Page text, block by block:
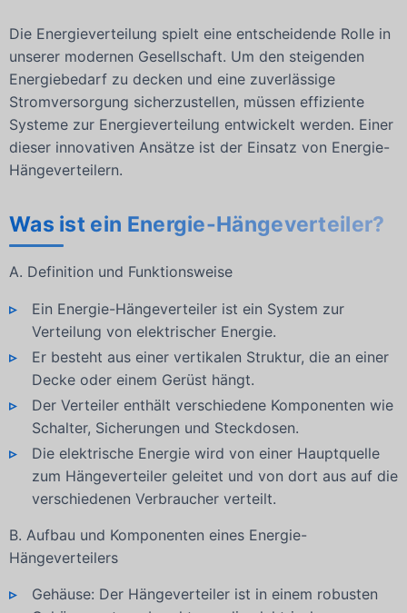
Die Energieverteilung spielt eine entscheidende Rolle in
unserer modernen Gesellschaft. Um den steigenden
Energiebedarf zu decken und eine zuverlässige
Stromversorgung sicherzustellen, müssen effiziente
Systeme zur Energieverteilung entwickelt werden. Einer
dieser innovativen Ansätze ist der Einsatz von Energie-
Hängeverteilern.
Was ist ein Energie-Hängeverteiler?
A. Definition und Funktionsweise
Ein Energie-Hängeverteiler ist ein System zur
Verteilung von elektrischer Energie.
Er besteht aus einer vertikalen Struktur, die an einer
Decke oder einem Gerüst hängt.
Der Verteiler enthält verschiedene Komponenten wie
Schalter, Sicherungen und Steckdosen.
Die elektrische Energie wird von einer Hauptquelle
zum Hängeverteiler geleitet und von dort aus auf die
verschiedenen Verbraucher verteilt.
B. Aufbau und Komponenten eines Energie-
Hängeverteilers
Gehäuse: Der Hängeverteiler ist in einem robusten